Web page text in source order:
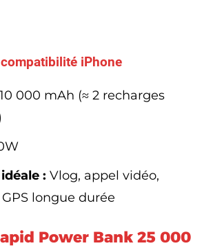
iPhone
10 000 mAh (≈ 2 recharges
: Vlog, appel vidéo,
longue durée
Power Bank 25 000